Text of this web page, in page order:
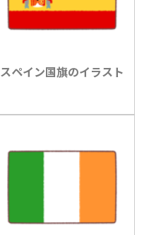
スペイン国旗のイラスト